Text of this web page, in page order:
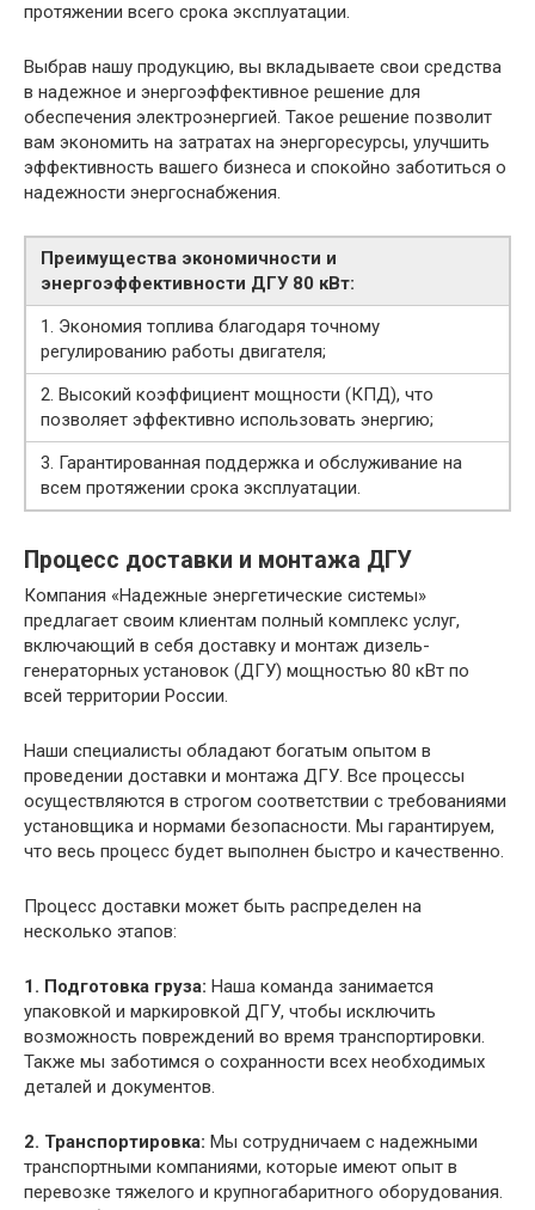
протяжении всего срока эксплуатации.
Выбрав нашу продукцию, вы вкладываете свои средства
в надежное и энергоэффективное решение для
обеспечения электроэнергией. Такое решение позволит
вам экономить на затратах на энергоресурсы, улучшить
эффективность вашего бизнеса и спокойно заботиться о
надежности энергоснабжения.
Преимущества экономичности и
энергоэффективности ДГУ 80 кВт:
1. Экономия топлива благодаря точному
регулированию работы двигателя;
2. Высокий коэффициент мощности (КПД), что
позволяет эффективно использовать энергию;
3. Гарантированная поддержка и обслуживание на
всем протяжении срока эксплуатации.
Процесс доставки и монтажа ДГУ
Компания «Надежные энергетические системы»
предлагает своим клиентам полный комплекс услуг,
включающий в себя доставку и монтаж дизель-
генераторных установок (ДГУ) мощностью 80 кВт по
всей территории России.
Наши специалисты обладают богатым опытом в
проведении доставки и монтажа ДГУ. Все процессы
осуществляются в строгом соответствии с требованиями
установщика и нормами безопасности. Мы гарантируем,
что весь процесс будет выполнен быстро и качественно.
Процесс доставки может быть распределен на
несколько этапов:
1. Подготовка груза: Наша команда занимается
упаковкой и маркировкой ДГУ, чтобы исключить
возможность повреждений во время транспортировки.
Также мы заботимся о сохранности всех необходимых
деталей и документов.
2. Транспортировка: Мы сотрудничаем с надежными
транспортными компаниями, которые имеют опыт в
перевозке тяжелого и крупногабаритного оборудования.